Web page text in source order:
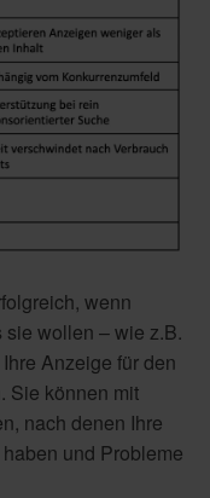
wenn
wollen – wie z.B.
Anzeige für den
Sie können mit
nach denen Ihre
und Probleme